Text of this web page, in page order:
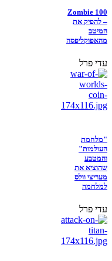
Zombie 100
– להפיק את
המיטב
מהאפוקליפסה
עדי פרל
"מלחמת
העולמות"
והמטבע
שהוציא את
מעריצי וולס
למלחמה
עדי פרל